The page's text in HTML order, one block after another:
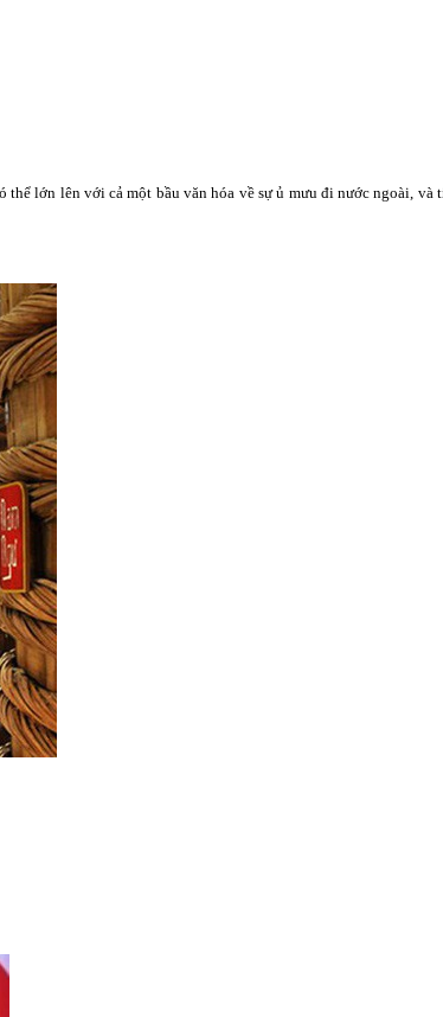
lớn lên với cả một bầu văn hóa về sự ủ mưu đi nước ngoài,